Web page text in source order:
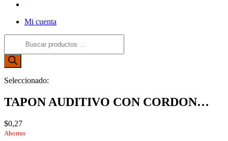
de
web
Mi cuenta
productos
Seleccionado:
TAPON AUDITIVO CON CORDON…
$0,27
Ahorras